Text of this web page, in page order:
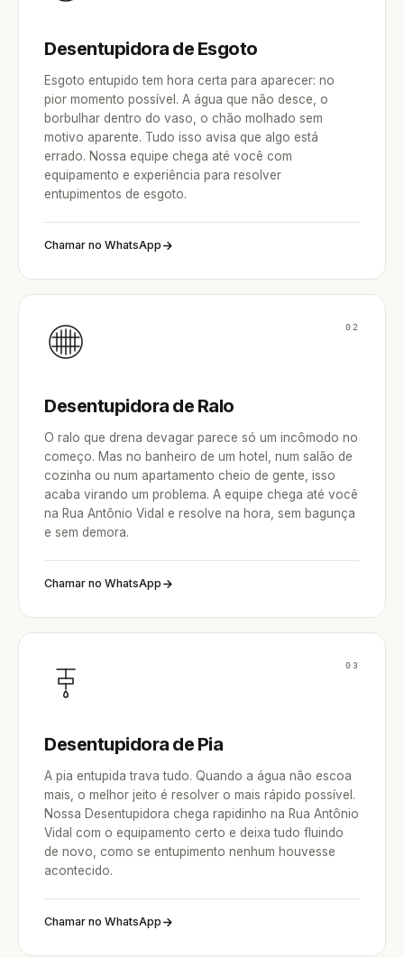
Desentupidora de Esgoto
Esgoto entupido tem hora certa para aparecer: no
pior momento possível. A água que não desce, o
borbulhar dentro do vaso, o chão molhado sem
motivo aparente. Tudo isso avisa que algo está
errado. Nossa equipe chega até você com
equipamento e experiência para resolver
entupimentos de esgoto.
Chamar no WhatsApp
02
Desentupidora de Ralo
O ralo que drena devagar parece só um incômodo no
começo. Mas no banheiro de um hotel, num salão de
cozinha ou num apartamento cheio de gente, isso
acaba virando um problema. A equipe chega até você
na Rua Antônio Vidal e resolve na hora, sem bagunça
e sem demora.
Chamar no WhatsApp
03
Desentupidora de Pia
A pia entupida trava tudo. Quando a água não escoa
mais, o melhor jeito é resolver o mais rápido possível.
Nossa Desentupidora chega rapidinho na Rua Antônio
Vidal com o equipamento certo e deixa tudo fluindo
de novo, como se entupimento nenhum houvesse
acontecido.
Chamar no WhatsApp